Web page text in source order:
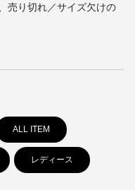
売り切れ／サイズ欠けの
ALL ITEM
レディース